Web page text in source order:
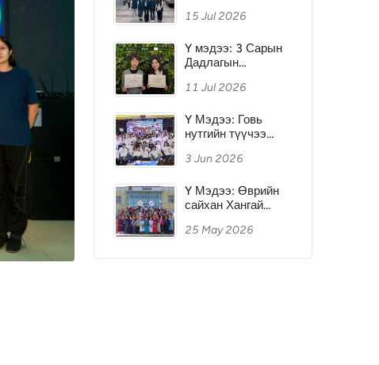
Итали, Словени
15 Jul 2026
Y мэдээ: 3 Сарын
Дадлагын
11 Jul 2026
Y Мэдээ: Говь
нутгийн түүчээ
Залуусын Хүч
зохион
байгуулагдлаа
3 Jun 2026
Y Мэдээ: Өврийн
сайхан Хангай
Хүч чуулган 4 дэх
25 May 2026